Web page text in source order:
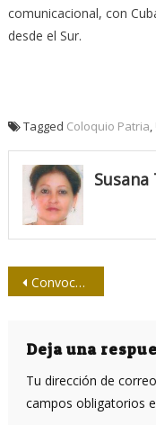
comunicacional, con
desde el Sur.
Tagged Coloquio Patria
Navegación
entradas
Convoca ramal de Prensa escrita al Concurso Ricardo Sáenz 2026
Deja una
Tu dirección de
campos obligatorios